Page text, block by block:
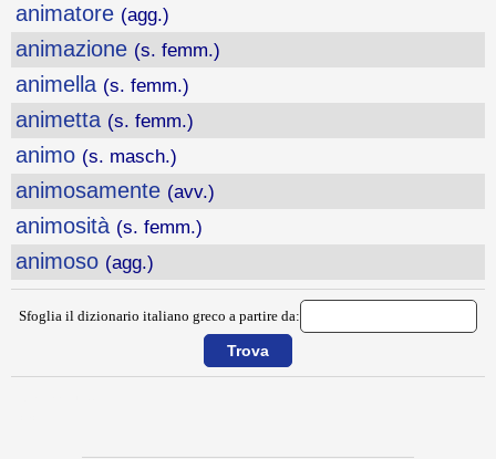
animatore (agg.)
animazione (s. femm.)
animella (s. femm.)
animetta (s. femm.)
animo (s. masch.)
animosamente (avv.)
animosità (s. femm.)
animoso (agg.)
Sfoglia il dizionario italiano greco a partire da: